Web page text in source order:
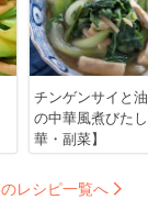
チンゲンサイと
の中華風煮びた
華・副菜】
レシピ一覧へ